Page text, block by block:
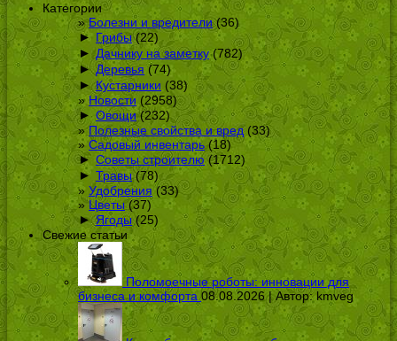
Категории
Болезни и вредители(36)
► Грибы(22)
► Дачнику на заметку(782)
► Деревья (74)
► Кустарники (38)
Новости (2958)
► Овощи(232)
Полезные свойства и вред(33)
Садовый инвентарь(18)
► Советы строителю (1712)
► Травы(78)
Удобрения (33)
Цветы(37)
► Ягоды(25)
Свежие статьи
Поломоечные роботы: инновации для
бизнеса и комфорта 08.08.2026 | Автор:kmveg